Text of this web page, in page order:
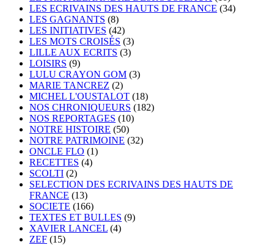
LES ECRIVAINS DES HAUTS DE FRANCE (34)
LES GAGNANTS (8)
LES INITIATIVES (42)
LES MOTS CROISÉS (3)
LILLE AUX ECRITS (3)
LOISIRS (9)
LULU CRAYON GOM (3)
MARIE TANCREZ (2)
MICHEL L'OUSTALOT (18)
NOS CHRONIQUEURS (182)
NOS REPORTAGES (10)
NOTRE HISTOIRE (50)
NOTRE PATRIMOINE (32)
ONCLE FLO (1)
RECETTES (4)
SCOLTI (2)
SELECTION DES ECRIVAINS DES HAUTS DE
FRANCE (13)
SOCIETE (166)
TEXTES ET BULLES (9)
XAVIER LANCEL (4)
ZEF (15)